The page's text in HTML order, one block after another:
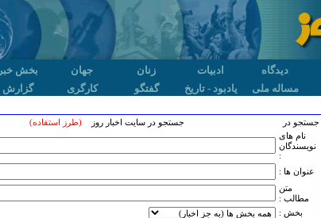
دیدگاه ادبیات زنان جهان بخش خبر
مساله ملی یادبود - تاریخ گفتگو کارگری گزارش
جستجو در جستجو در سایت اخبار روز(طرز استفاده)
نام های
نویسندگان
:
عنوان ها :
متن
مطالب :
بخش :